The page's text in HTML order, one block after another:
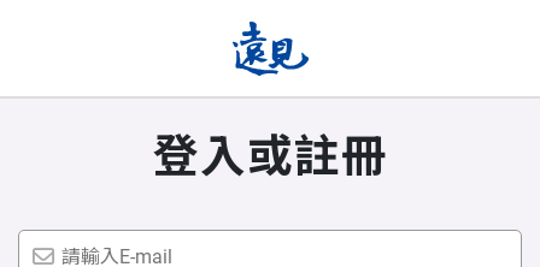
登入或註冊